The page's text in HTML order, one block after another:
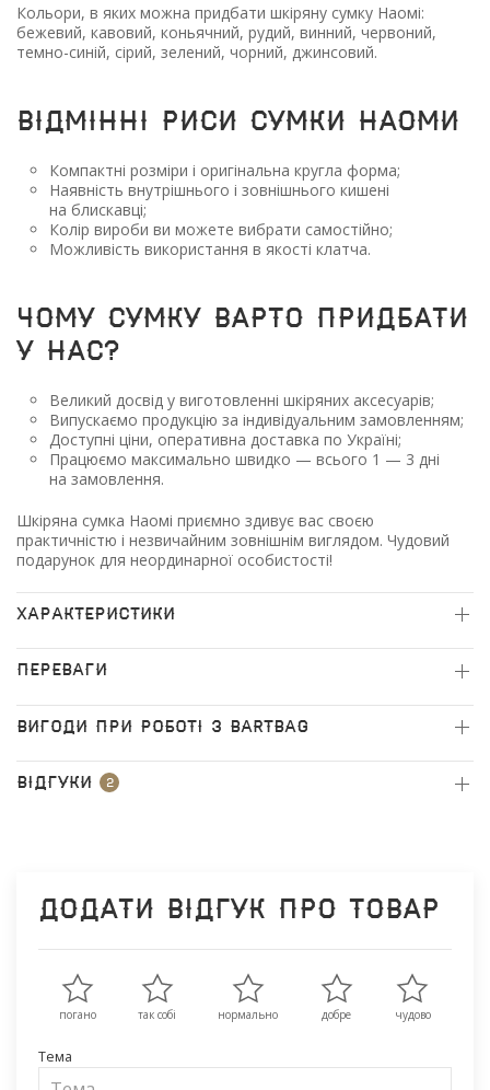
Кольори, в яких можна придбати шкіряну сумку Наомі:
бежевий, кавовий, коньячний, рудий, винний, червоний,
темно-синій, сірий, зелений, чорний, джинсовий.
ВІДМІННІ РИСИ СУМКИ НАОМИ
Компактні розміри і оригінальна кругла форма;
Наявність внутрішнього і зовнішнього кишені
на блискавці;
Колір вироби ви можете вибрати самостійно;
Можливість використання в якості клатча.
ЧОМУ сумку ВАРТО ПРИДБАТИ
У НАС?
Великий досвід у виготовленні шкіряних аксесуарів;
Випускаємо продукцію за індивідуальним замовленням;
Доступні ціни, оперативна доставка по Україні;
Працюємо максимально швидко — всього 1 — 3 дні
на замовлення.
Шкіряна сумка Наомі приємно здивує вас своєю
практичністю і незвичайним зовнішнім виглядом. Чудовий
подарунок для неординарної особистості!
ХАРАКТЕРИСТИКИ
ПЕРЕВАГИ
ВИГОДИ ПРИ РОБОТІ З BARTBAG
Відгуки 2
Додати відгук про товар
погано так собі нормально добре чудово
Тема